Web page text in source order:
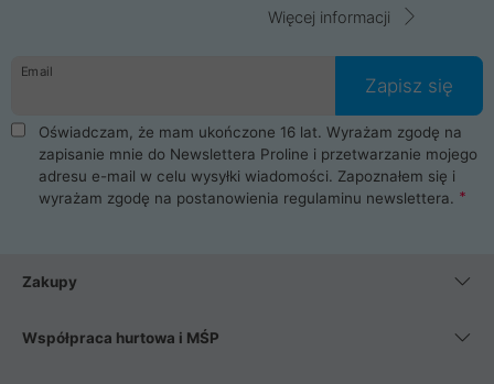
Więcej informacji
Email
Zapisz się
Oświadczam, że mam ukończone 16 lat. Wyrażam zgodę na
zapisanie mnie do Newslettera Proline i przetwarzanie mojego
adresu e-mail w celu wysyłki wiadomości. Zapoznałem się i
wyrażam zgodę na postanowienia regulaminu newslettera.
Zakupy
Współpraca hurtowa i MŚP